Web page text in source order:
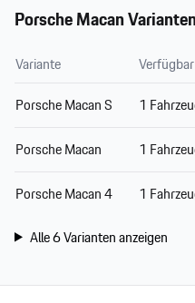
Porsche Macan
Variante Verfügbar
Porsche Macan S
1
Porsche Macan
1
Porsche Macan 4
1
Alle6Varianten anzeigen